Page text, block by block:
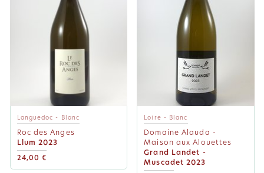
Languedoc - Blanc
Roc des Anges
Llum 2023
24,00 €
Loire - Blanc
Domaine Alauda -
Maison aux Alouettes
Grand Landet -
Muscadet 2023